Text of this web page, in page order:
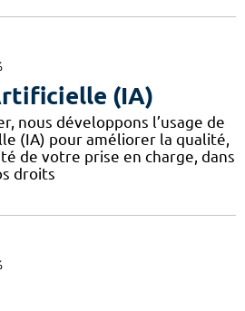
(IA)
nous développons l’usage de
(IA) pour améliorer la qualité,
de votre prise en charge, dans
droits